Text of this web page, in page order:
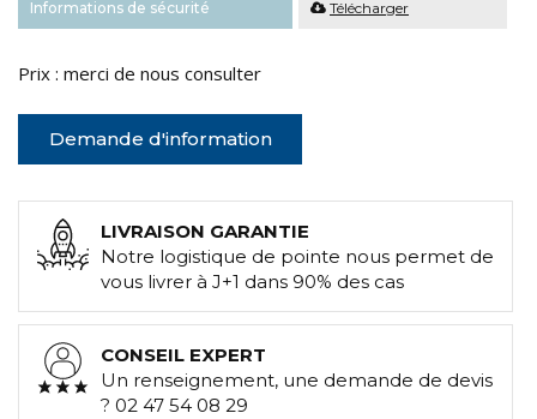
Informations de sécurité Télécharger
Prix : merci de nous consulter
Demande d'information
LIVRAISON GARANTIE
Notre logistique de pointe nous permet de
vous livrer à J+1 dans 90% des cas
CONSEIL EXPERT
Un renseignement, une demande de devis
? 02 47 54 08 29